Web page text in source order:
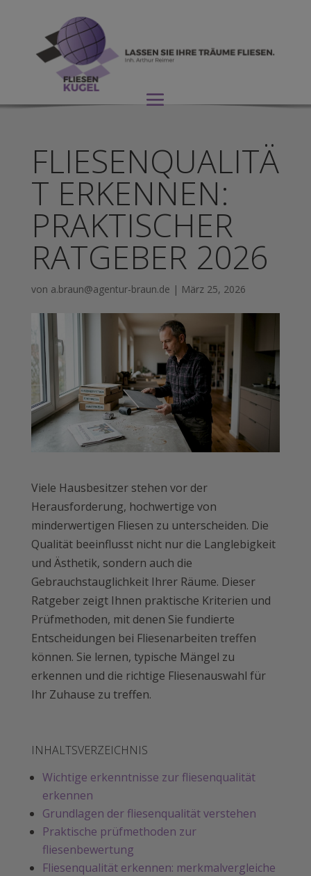
FLIESENQUALITÄ
T ERKENNEN:
PRAKTISCHER
RATGEBER 2026
von a.braun@agentur-braun.de | März 25, 2026
Viele Hausbesitzer stehen vor der
Herausforderung, hochwertige von
minderwertigen Fliesen zu unterscheiden. Die
Qualität beeinflusst nicht nur die Langlebigkeit
und Ästhetik, sondern auch die
Gebrauchstauglichkeit Ihrer Räume. Dieser
Ratgeber zeigt Ihnen praktische Kriterien und
Prüfmethoden, mit denen Sie fundierte
Entscheidungen bei Fliesenarbeiten treffen
können. Sie lernen, typische Mängel zu
erkennen und die richtige Fliesenauswahl für
Ihr Zuhause zu treffen.
INHALTSVERZEICHNIS
Wichtige erkenntnisse zur fliesenqualität
erkennen
Grundlagen der fliesenqualität verstehen
Praktische prüfmethoden zur
fliesenbewertung
Fliesenqualität erkennen: merkmalvergleiche